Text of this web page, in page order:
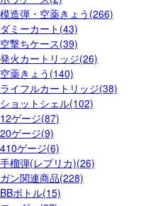
模造弾・空薬きょう(266)
ダミーカート(43)
空撃ちケース(39)
発火カートリッジ(26)
空薬きょう(140)
ライフルカートリッジ(38)
ショットシェル(102)
12ゲージ(87)
20ゲージ(9)
410ゲージ(6)
手榴弾(レプリカ)(26)
ガン関連商品(228)
BBボトル(15)